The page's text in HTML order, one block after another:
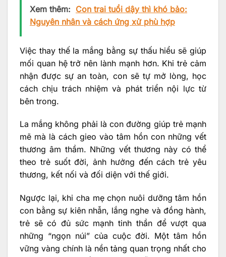
Xem thêm: Con trai tuổi dậy thì khó bảo:
Nguyên nhân và cách ứng xử phù hợp
Việc thay thế la mắng bằng sự thấu hiểu sẽ giúp
mối quan hệ trở nên lành mạnh hơn. Khi trẻ cảm
nhận được sự an toàn, con sẽ tự mở lòng, học
cách chịu trách nhiệm và phát triển nội lực từ
bên trong.
La mắng không phải là con đường giúp trẻ mạnh
mẽ mà là cách gieo vào tâm hồn con những vết
thương âm thầm. Những vết thương này có thể
theo trẻ suốt đời, ảnh hưởng đến cách trẻ yêu
thương, kết nối và đối diện với thế giới.
Ngược lại, khi cha mẹ chọn nuôi dưỡng tâm hồn
con bằng sự kiên nhẫn, lắng nghe và đồng hành,
trẻ sẽ có đủ sức mạnh tinh thần để vượt qua
những “ngọn núi” của cuộc đời. Một tâm hồn
vững vàng chính là nền tảng quan trọng nhất cho